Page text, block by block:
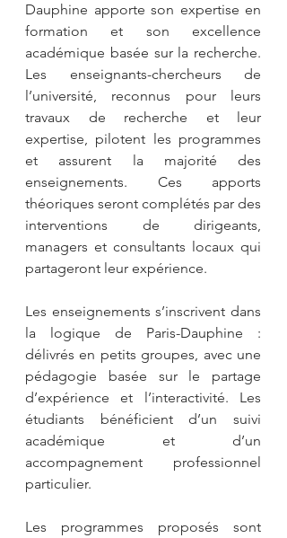
Dauphine apporte son expertise en
formation et son excellence
académique basée sur la recherche.
Les enseignants-chercheurs de
l’université, reconnus pour leurs
travaux de recherche et leur
expertise, pilotent les programmes
et assurent la majorité des
enseignements. Ces apports
théoriques seront complétés par des
interventions de dirigeants,
managers et consultants locaux qui
partageront leur expérience.
Les enseignements s’inscrivent dans
la logique de Paris-Dauphine :
délivrés en petits groupes, avec une
pédagogie basée sur le partage
d’expérience et l’interactivité. Les
étudiants bénéficient d’un suivi
académique et d’un
accompagnement professionnel
particulier.
Les programmes proposés sont